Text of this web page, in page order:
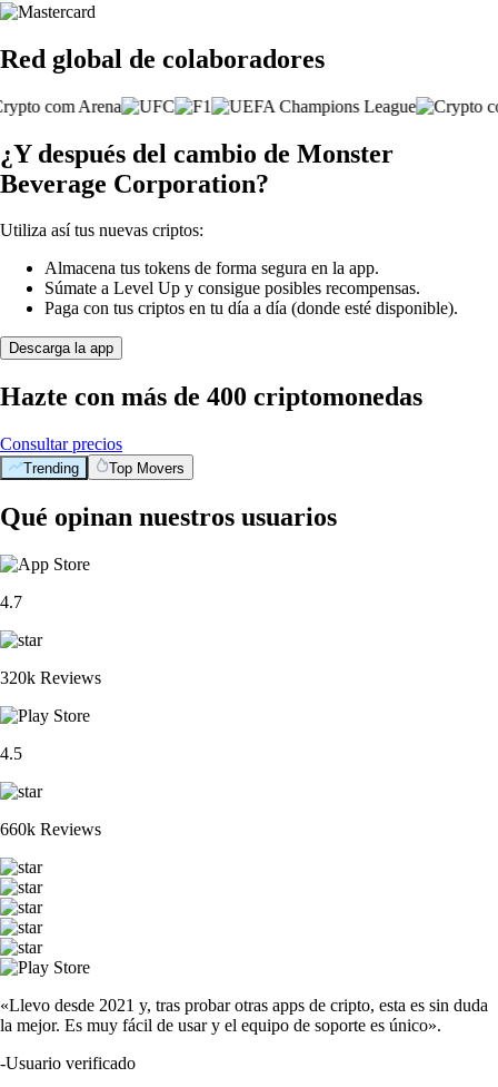
Red global de colaboradores
¿Y después del cambio de Monster
Beverage Corporation?
Utiliza así tus nuevas criptos:
Almacena tus tokens de forma segura en la app.
Súmate a Level Up y consigue posibles recompensas.
Paga con tus criptos en tu día a día (donde esté disponible).
Descarga la app
Hazte con más de 400 criptomonedas
Consultar precios
Trending Top Movers
Qué opinan nuestros usuarios
4.7
320k Reviews
4.5
660k Reviews
«Llevo desde 2021 y, tras probar otras apps de cripto, esta es sin duda
la mejor. Es muy fácil de usar y el equipo de soporte es único».
-Usuario verificado